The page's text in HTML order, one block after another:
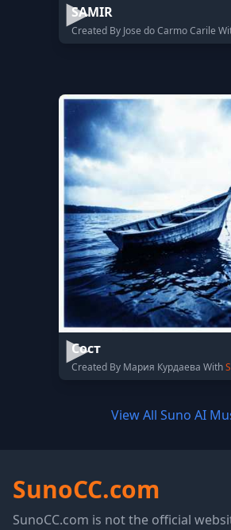
SAMIR
Created By Jose do Carmo Carile
Сост
Created By Мария Курдаева With
View All Suno AI
SunoCC.com
SunoCC.com is not the official